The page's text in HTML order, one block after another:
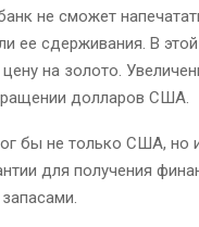
не сможет
ее сдерживания. В
цену на золото.
долларов США.
бы не только США, но
для получения